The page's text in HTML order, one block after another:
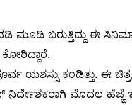
ಮೂಡಿ ಬರುತ್ತಿದ್ದು ಈ
ಯಶಸ್ಸು ಕಂಡಿತ್ತು. ಈ
ಮೊದಲ